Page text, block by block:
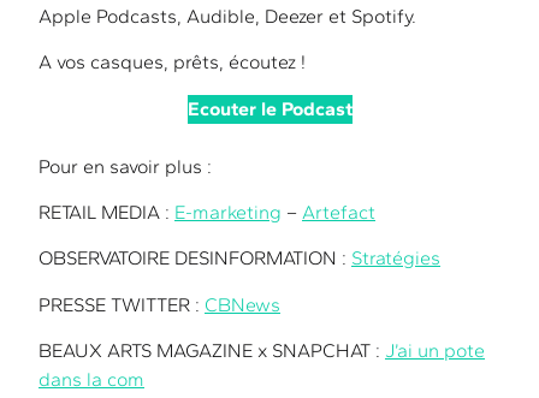
Apple Podcasts, Audible, Deezer et Spotify.
A vos casques, prêts, écoutez !
Ecouter le Podcast
Pour en savoir plus :
RETAIL MEDIA : E-marketing – Artefact
OBSERVATOIRE DESINFORMATION : Stratégies
PRESSE TWITTER : CBNews
BEAUX ARTS MAGAZINE x SNAPCHAT : J’ai un pote
dans la com